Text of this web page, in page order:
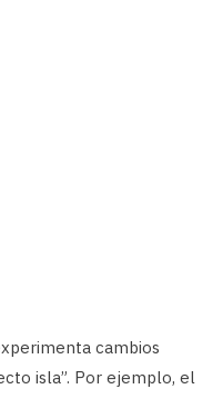
cambios
isla”. Por ejemplo, el